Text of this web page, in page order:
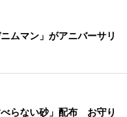
ムマン」がアニバーサリ
らない砂」配布 お守り